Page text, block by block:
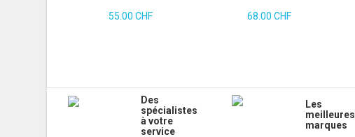
55.00 CHF 68.00 CHF
Des
spécialistes
à votre
service
Les
meilleures
marques